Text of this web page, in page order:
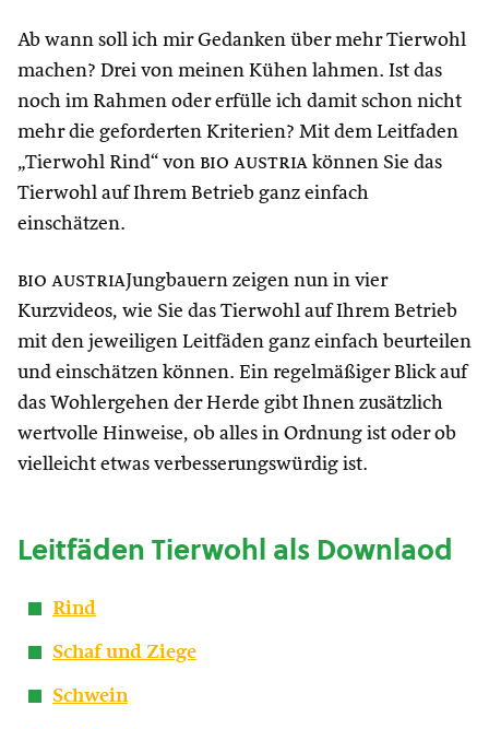
Ab wann soll ich mir Gedanken über mehr Tierwohl
machen? Drei von meinen Kühen lahmen. Ist das
noch im Rahmen oder erfülle ich damit schon nicht
mehr die geforderten Kriterien? Mit dem Leitfaden
„Tierwohl Rind“ von bio austria können Sie das
Tierwohl auf Ihrem Betrieb ganz einfach
einschätzen.
bio austriaJungbauern zeigen nun in vier
Kurzvideos, wie Sie das Tierwohl auf Ihrem Betrieb
mit den jeweiligen Leitfäden ganz einfach beurteilen
und einschätzen können. Ein regelmäßiger Blick auf
das Wohlergehen der Herde gibt Ihnen zusätzlich
wertvolle Hinweise, ob alles in Ordnung ist oder ob
vielleicht etwas verbesserungswürdig ist.
Leitfäden Tierwohl als Downlaod
Rind
Schaf und Ziege
Schwein